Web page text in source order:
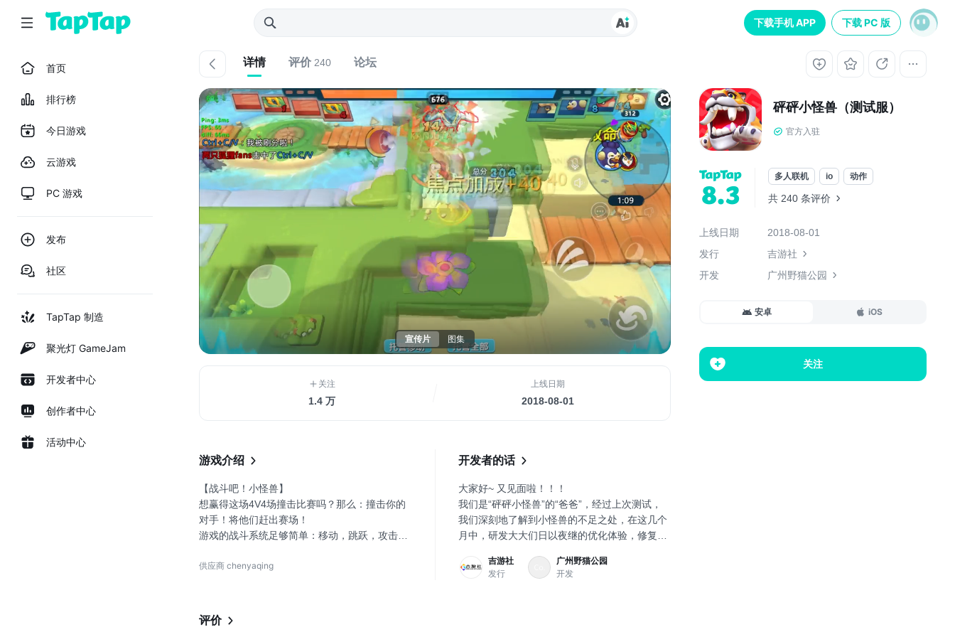
下载手机 APP 下载 PC 版
首页
排行榜
今日游戏
云游戏
PC 游戏
发布
社区
TapTap 制造
聚光灯 GameJam
开发者中心
创作者中心
活动中心
详情 评价 240 论坛
宣传片 图集
关注
1.4 万
上线日期
2018-08-01
游戏介绍
【战斗吧！小怪兽】
想赢得这场4V4场撞击比赛吗？那么：撞击你的
对手！将他们赶出赛场！
游戏的战斗系统足够简单：移动，跳跃，攻击。
手！
队友之间的配合连击。这些要素可以相互作用，
一次简单的撞击或道具使用，说不定会产生各种
供应商 chenyaqing
开发者的话
大家好~ 又见面啦！！！
我们是“砰砰小怪兽”的“爸爸”，经过上次测试，
我们深刻地了解到小怪兽的不足之处，在这几个
月中，研发大大们日以夜继的优化体验，修复bu
第二次测试了~ 撒花~~
这次测试，我们新增了多个坐骑角色，有天上飞
吉游社
发行
广州野猫公园
开发
评价
砰砰小怪兽（测试服）
官方入驻
8.3
多人联机 io 动作
共 240 条评价
上线日期
2018-08-01
发行
吉游社
开发
广州野猫公园
安卓 iOS
关注